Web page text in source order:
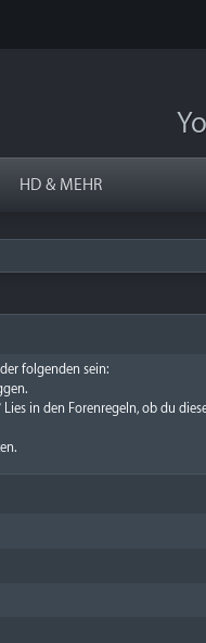
HD & MEHR
folgenden sein:
in den Forenregeln, ob du